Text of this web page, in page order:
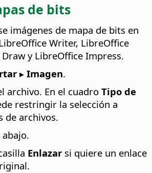
de bits
imágenes de mapa de bits en
Writer, LibreOffice
y LibreOffice Impress.
▸ Imagen.
archivo. En el cuadro Tipo de
restringir la selección a
de archivos.
Enlazar si quiere un enlace